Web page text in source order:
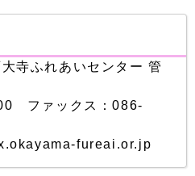
寺ふれあいセンター 管
ファックス：086-
fureai.or.jp